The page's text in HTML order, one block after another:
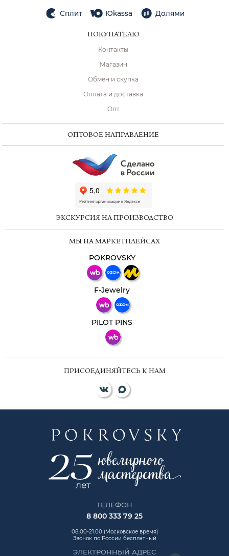
Сплит Юkassa Долями
ПОКУПАТЕЛЮ
Контакты
Магазин
Обмен и скупка
Оплата и доставка
Опт
ОПТОВОЕ НАПРАВЛЕНИЕ
ЭКСКУРСИЯ НА ПРОИЗВОДСТВО
МЫ НА МАРКЕТПЛЕЙСАХ
POKROVSKY
F-Jewelry
PILOT PINS
ПРИСОЕДИНЯЙТЕСЬ К НАМ
ТЕЛЕФОН
8 800 333 79 25
08:00-21:00 (Московское время)
Звонок по России бесплатный
ЭЛЕКТРОННЫЙ АДРЕС